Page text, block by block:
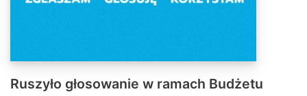
Ruszyło głosowanie w ramach Budżetu